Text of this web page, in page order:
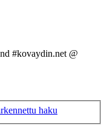
#kovaydin.net @
haku